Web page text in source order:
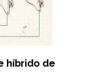
híbrido de